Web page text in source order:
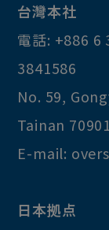
台灣本社
電話: +886 6
3841586
No. 59,
Tainan
E-mail:
日本拠点